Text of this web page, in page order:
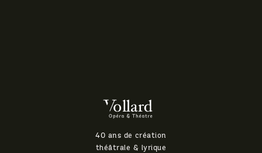
Théatre
Vollard
40 ans de création
théâtrale & lyrique